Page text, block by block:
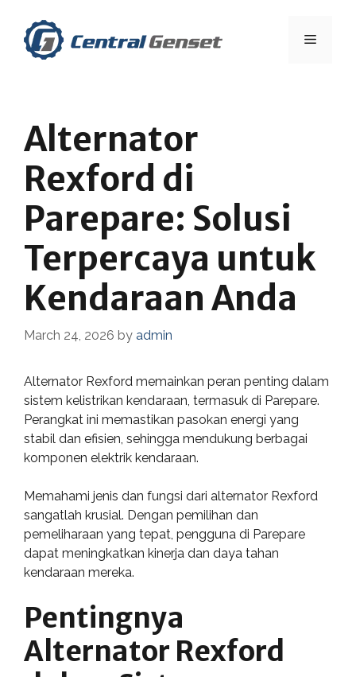
content
Menu
Alternator
Rexford di
Parepare: Solusi
Terpercaya untuk
Kendaraan Anda
March 24, 2026 by admin
Alternator Rexford memainkan peran penting dalam
sistem kelistrikan kendaraan, termasuk di Parepare.
Perangkat ini memastikan pasokan energi yang
stabil dan efisien, sehingga mendukung berbagai
komponen elektrik kendaraan.
Memahami jenis dan fungsi dari alternator Rexford
sangatlah krusial. Dengan pemilihan dan
pemeliharaan yang tepat, pengguna di Parepare
dapat meningkatkan kinerja dan daya tahan
kendaraan mereka.
Pentingnya
Alternator Rexford